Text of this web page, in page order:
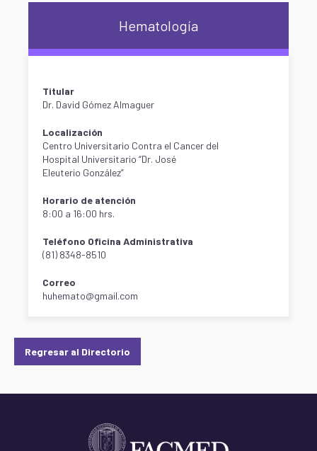
Hematología
Titular
Dr. David Gómez Almaguer
Localización
Centro Universitario Contra el Cancer del
Hospital Universitario “Dr. José
Eleuterio González”
Horario de atención
8:00 a 16:00 hrs.
Teléfono Oficina Administrativa
(81) 8348-8510
Correo
huhemato@gmail.com
Regresar al Directorio